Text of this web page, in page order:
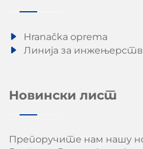
Hranačka oprema
Линија за
Новински лист
Препоручите нам нашу